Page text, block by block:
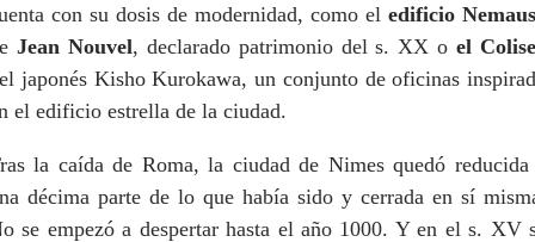
con su dosis de modernidad, como el edificio
Jean Nouvel, declarado patrimonio del s. XX o el
japonés Kisho Kurokawa, un conjunto de oficinas
el edificio estrella de la ciudad.
la caída de Roma, la ciudad de Nimes quedó reducida
décima parte de lo que había sido y cerrada en sí
se empezó a despertar hasta el año 1000. Y en el s. XV